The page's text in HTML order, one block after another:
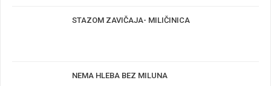
STAZOM ZAVIČAJA- MILIČINICA
NEMA HLEBA BEZ MILUNA